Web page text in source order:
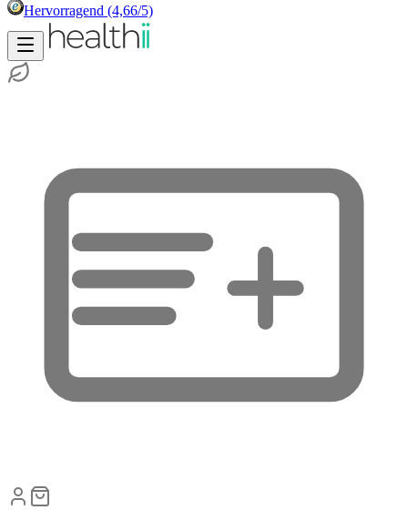
Hervorragend (4,66/5)